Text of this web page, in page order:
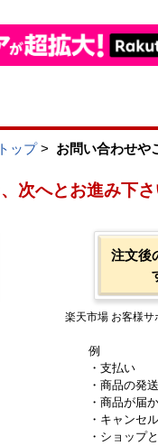
ップ> お問い合わせや
次へとお進み下さ
注文後
楽天市場 お客様サ
例
・支払い
・商品の発
・商品が届
・キャンセ
・ショップ